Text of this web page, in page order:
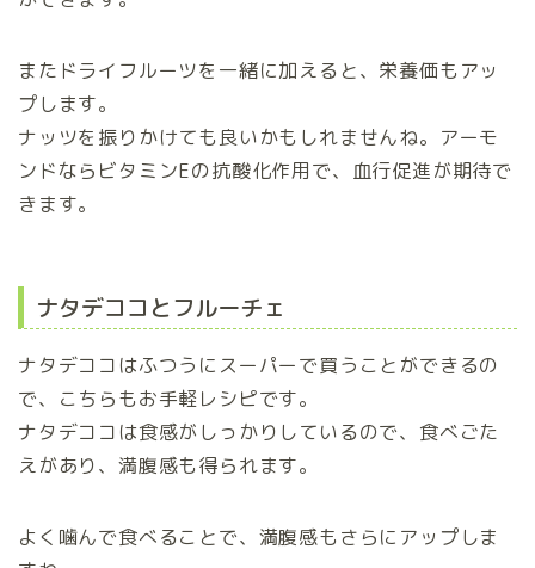
またドライフルーツを一緒に加えると、栄養価もアッ
プします。
ナッツを振りかけても良いかもしれませんね。アーモ
ンドならビタミンEの抗酸化作用で、血行促進が期待で
きます。
ナタデココとフルーチェ
ナタデココはふつうにスーパーで買うことができるの
で、こちらもお手軽レシピです。
ナタデココは食感がしっかりしているので、食べごた
えがあり、満腹感も得られます。
よく噛んで食べることで、満腹感もさらにアップしま